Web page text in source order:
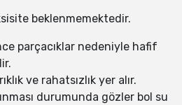
beklenmemektedir.
parçacıklar nedeniyle hafif
ve rahatsızlık yer alır.
durumunda gözler bol su